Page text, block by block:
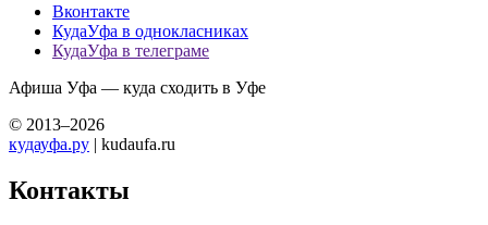
Вконтакте
КудаУфа в однокласниках
КудаУфа в телеграме
Афиша Уфа — куда сходить в Уфе
© 2013–2026
кудауфа.ру | kudaufa.ru
Контакты